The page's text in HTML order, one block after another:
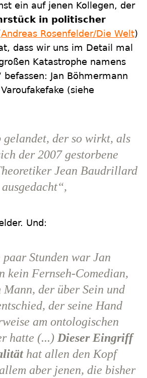
ein auf jenen Kollegen, der
in politischer
Andreas Rosenfelder/Die Welt)
dass wir uns im Detail mal
Katastrophe namens
befassen: Jan Böhmermann
(siehe
gelandet, der so wirkt, als
der 2007 gestorbene
Jean Baudrillard
ausgedacht“,
Und:
Stunden war Jan
kein Fernseh-Comedian,
Mann, der über Sein und
der seine Hand
am ontologischen
hatte (...) Dieser Eingriff
hat allen den Kopf
aber jenen, die bisher